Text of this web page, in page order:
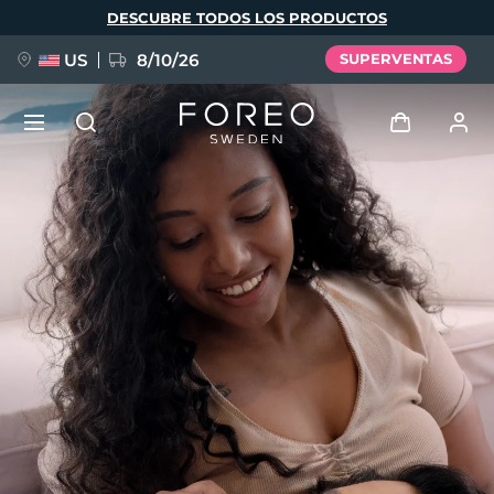
DESCUBRE TODOS LOS PRODUCTOS
US 8/10/26 SUPERVENTAS
Iniciar sesión
Perfil de usuario
Mis dispositivos
Mis pedidos
Mis direcciones
Mis suscripciones
NUEVO
FAQ™ Pure Beauty-Tech Elixir
BREAKING NEWS
issa™ Teeth Whitening Set
Idioma
English Deutsch
Español
Français
Italiano
Português
Polski
Svenska
Русский
Türkçe
简体中文 繁體中文